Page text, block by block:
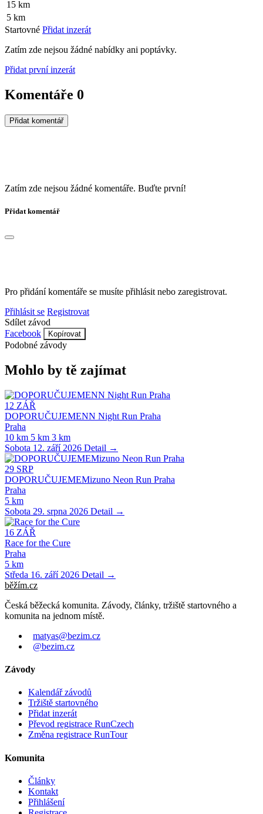
15 km
5 km
Startovné Přidat inzerát
Zatím zde nejsou žádné nabídky ani poptávky.
Přidat první inzerát
Komentáře 0
Přidat komentář
Zatím zde nejsou žádné komentáře. Buďte první!
Přidat komentář
Pro přidání komentáře se musíte přihlásit nebo zaregistrovat.
Přihlásit se Registrovat
Sdílet závod
Facebook
Kopírovat
Podobné závody
Mohlo by tě zajímat
12 ZÁŘ
DOPORUČUJEMENN Night Run Praha
Praha
10 km 5 km 3 km
Sobota 12. září 2026 Detail →
29 SRP
DOPORUČUJEMEMizuno Neon Run Praha
Praha
5 km
Sobota 29. srpna 2026 Detail →
16 ZÁŘ
Race for the Cure
Praha
5 km
Středa 16. září 2026 Detail →
běžím.cz
Česká běžecká komunita. Závody, články, tržiště startovného a
komunita na jednom místě.
matyas@bezim.cz
@bezim.cz
Závody
Kalendář závodů
Tržiště startovného
Přidat inzerát
Převod registrace RunCzech
Změna registrace RunTour
Komunita
Články
Kontakt
Přihlášení